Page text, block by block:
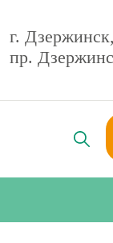
г. Дзержинск,
пр.